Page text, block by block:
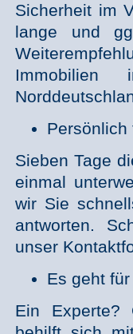
Sicherheit im
lange und
Persönlich
Sieben Tage
einmal
wir Sie
antworten.
unser
Es geht
Ein Experte?